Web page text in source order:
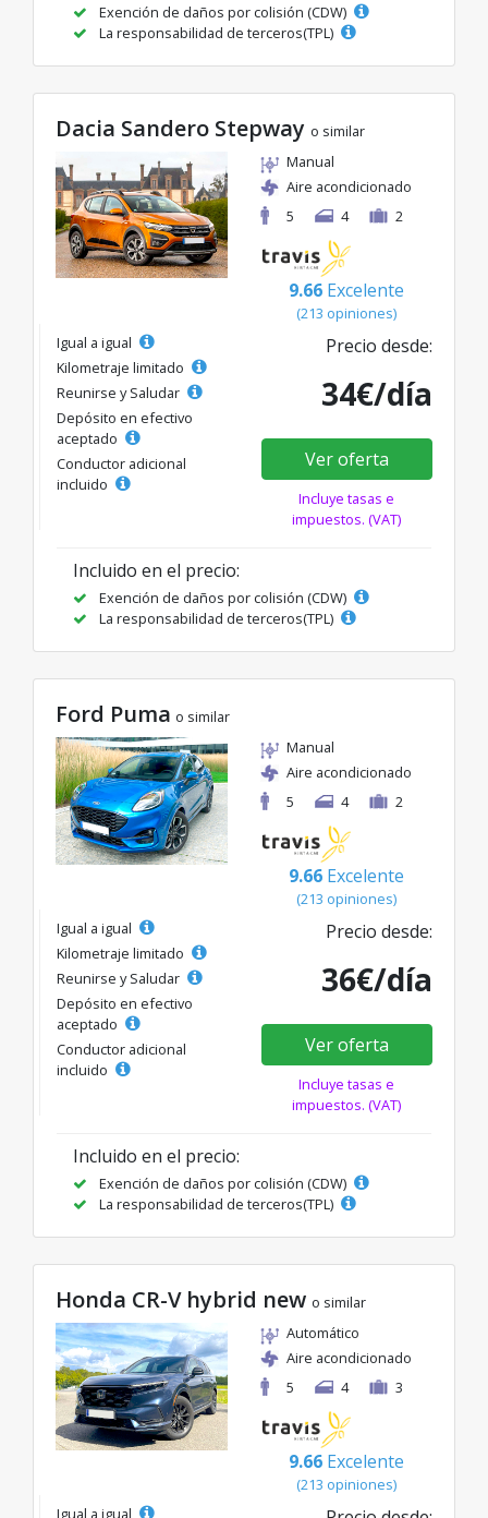
Exención de daños por colisión (CDW)
La responsabilidad de terceros(TPL)
Dacia Sandero Stepway o similar
Manual
Aire acondicionado
5
4 2
9.66 Excelente
(213 opiniones)
Igual a igual
Kilometraje limitado
Reunirse y Saludar
Depósito en efectivo
aceptado
Conductor adicional
incluido
Precio desde:
34€/día
Ver oferta
Incluye tasas e
impuestos. (VAT)
Incluido en el precio:
Exención de daños por colisión (CDW)
La responsabilidad de terceros(TPL)
Ford Puma o similar
Manual
Aire acondicionado
5
4 2
9.66 Excelente
(213 opiniones)
Igual a igual
Kilometraje limitado
Reunirse y Saludar
Depósito en efectivo
aceptado
Conductor adicional
incluido
Precio desde:
36€/día
Ver oferta
Incluye tasas e
impuestos. (VAT)
Incluido en el precio:
Exención de daños por colisión (CDW)
La responsabilidad de terceros(TPL)
Honda CR-V hybrid new o similar
Automático
Aire acondicionado
5
4 3
9.66 Excelente
(213 opiniones)
Igual a igual